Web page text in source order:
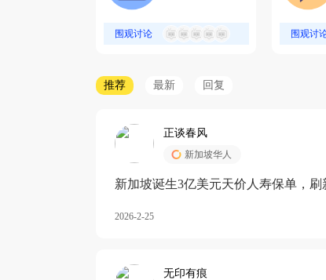
围观讨论 围观讨
推荐 最新 回复
正谈春风
新加坡华人
新加坡诞生3亿美元天价人寿保单，
2026-2-25
无印有痕